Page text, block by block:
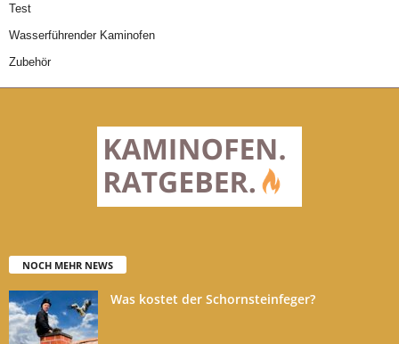
Test
Wasserführender Kaminofen
Zubehör
NOCH MEHR NEWS
Was kostet der Schornsteinfeger?